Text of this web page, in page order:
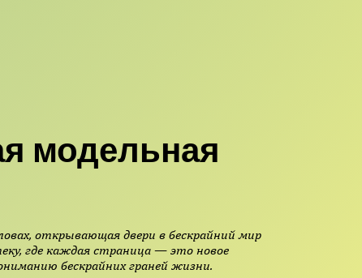
модельная
открывающая двери в бескрайний мир
где каждая страница — это новое
бескрайних граней жизни.